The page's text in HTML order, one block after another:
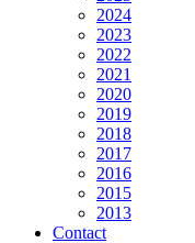
2024
2023
2022
2021
2020
2019
2018
2017
2016
2015
2013
Contact